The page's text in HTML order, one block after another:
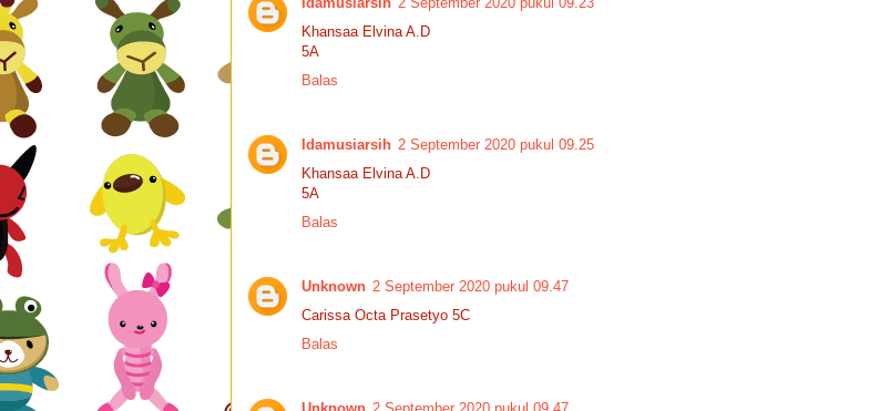
Khansaa Elvina A.D
5A
Balas
Idamusiarsih 2 September 2020 pukul 09.25
Khansaa Elvina A.D
5A
Balas
Unknown 2 September 2020 pukul 09.47
Carissa Octa Prasetyo 5C
Balas